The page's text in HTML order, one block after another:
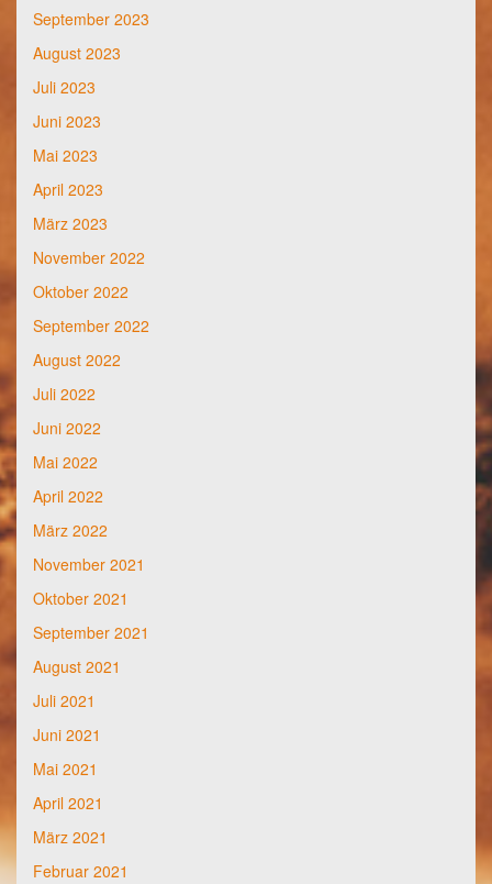
September 2023
August 2023
Juli 2023
Juni 2023
Mai 2023
April 2023
März 2023
November 2022
Oktober 2022
September 2022
August 2022
Juli 2022
Juni 2022
Mai 2022
April 2022
März 2022
November 2021
Oktober 2021
September 2021
August 2021
Juli 2021
Juni 2021
Mai 2021
April 2021
März 2021
Februar 2021